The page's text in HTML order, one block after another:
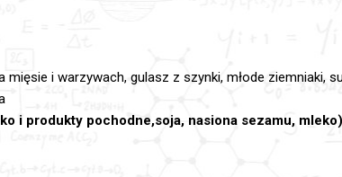
mięsie i warzywach, gulasz z szynki, młode ziemniaki,
i produkty pochodne,soja, nasiona sezamu, mleko)